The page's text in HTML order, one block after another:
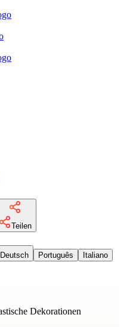
Teilen
Deutsch Português
Italiano